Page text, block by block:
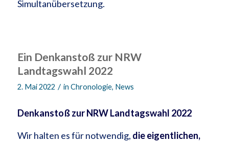
Simultanübersetzung.
Ein Denkanstoß zur NRW
Landtagswahl 2022
2. Mai 2022 / in Chronologie, News
Denkanstoß zur NRW Landtagswahl 2022
Wir halten es für notwendig, die eigentlichen,